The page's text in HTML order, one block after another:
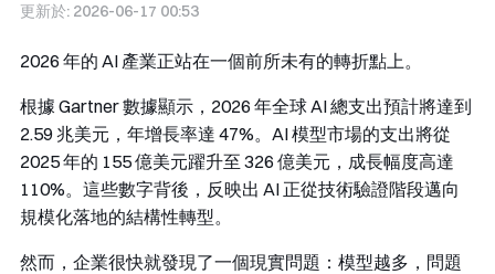
更新於: 2026-06-17 00:53
2026 年的 AI 產業正站在一個前所未有的轉折點上。
根據 Gartner 數據顯示，2026 年全球 AI 總支出預計將達到
2.59 兆美元，年增長率達 47%。AI 模型市場的支出將從
2025 年的 155 億美元躍升至 326 億美元，成長幅度高達
110%。這些數字背後，反映出 AI 正從技術驗證階段邁向
規模化落地的結構性轉型。
然而，企業很快就發現了一個現實問題：模型越多，問題